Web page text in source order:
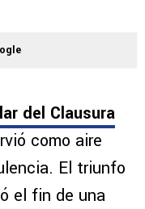
del Clausura
como aire
El triunfo
el fin de una